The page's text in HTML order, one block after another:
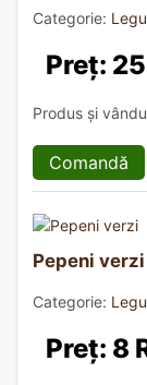
Categorie:
Preț:
Produs și
Comandă
Pepeni verzi
Categorie:
Preț: 8